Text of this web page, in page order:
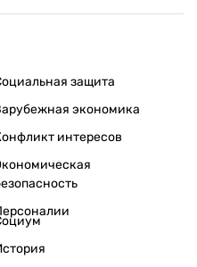
защита
экономика
интересов